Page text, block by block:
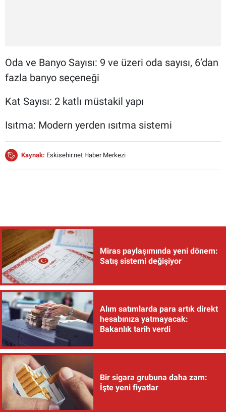
Oda ve Banyo Sayısı: 9 ve üzeri oda sayısı, 6’dan
fazla banyo seçeneği
Kat Sayısı: 2 katlı müstakil yapı
Isıtma: Modern yerden ısıtma sistemi
Kaynak: Eskisehir.net Haber Merkezi
Miras paylaşımında yeni dönem:
Satış sistemi değişiyor
Alım satımlarda para artık direkt
hesabınıza yatmayacak:
Bakanlık tarih verdi
Bir sigara grubuna daha zam:
İşte yeni fiyatlar